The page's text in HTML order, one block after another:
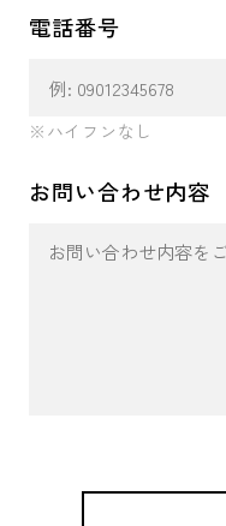
電話番号
※ハイフンなし
お問い合わせ内容